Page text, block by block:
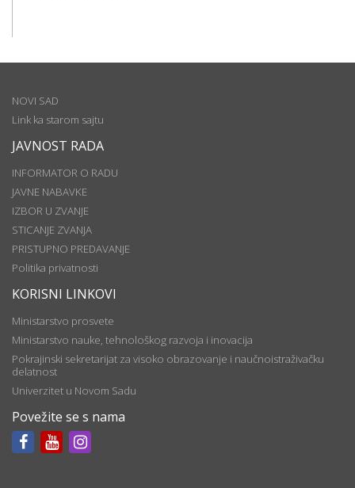
NOVI SAD
Link ka starom sajtu
JAVNOST RADA
INFORMATOR O RADU
JAVNE NABAVKE
IZBOR U ZVANJE
STICANJE ZVANJA
PRISTUPNO PREDAVANJE
Politika privatnosti
KORISNI LINKOVI
Ministarstvo prosvete
Ministarstvo nauke, tehnološkog razvoja i inovacija
Pokrajinski sekretarijat za visoko obrazovanje i naučnoistraživačku
delatnost
Univerzitet u Novom Sadu
Povežite se s nama